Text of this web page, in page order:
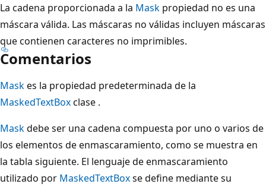
La cadena proporcionada a la Mask propiedad no es una
máscara válida. Las máscaras no válidas incluyen máscaras
que contienen caracteres no imprimibles.
Comentarios
Maskes la propiedad predeterminada de la
MaskedTextBoxclase .
Maskdebe ser una cadena compuesta por uno o varios de
los elementos de enmascaramiento, como se muestra en
la tabla siguiente. El lenguaje de enmascaramiento
utilizado por MaskedTextBoxse define mediante su